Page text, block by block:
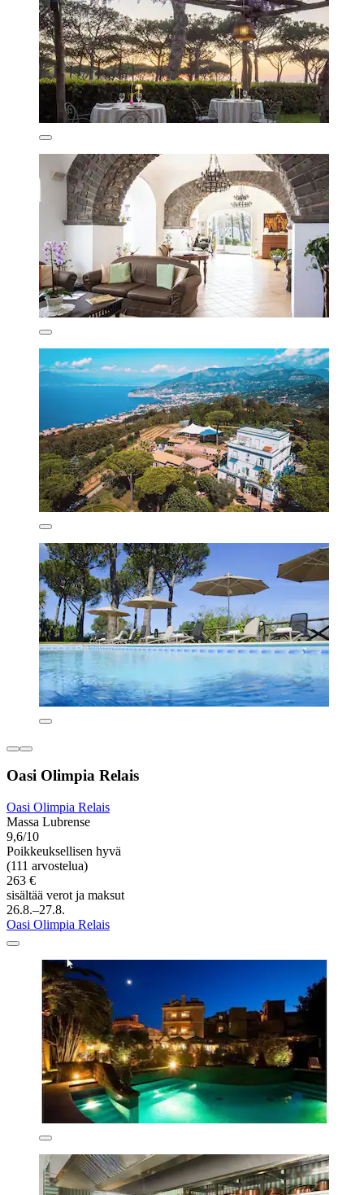
Oasi Olimpia Relais
Oasi Olimpia Relais
Massa Lubrense
9,6/10
Poikkeuksellisen hyvä
(111 arvostelua)
263 €
sisältää verot ja maksut
26.8.–27.8.
Oasi Olimpia Relais